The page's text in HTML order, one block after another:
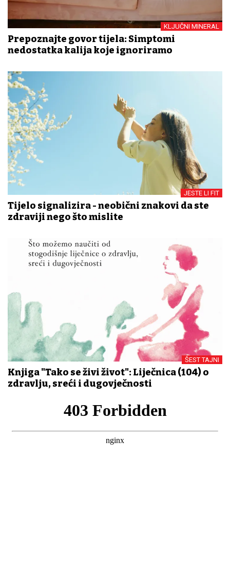
KLJUČNI MINERAL
Prepoznajte govor tijela: Simptomi
nedostatka kalija koje ignoriramo
JESTE LI FIT
Tijelo signalizira - neobični znakovi da ste
zdraviji nego što mislite
ŠEST TAJNI
Knjiga "Tako se živi život": Liječnica (104) o
zdravlju, sreći i dugovječnosti